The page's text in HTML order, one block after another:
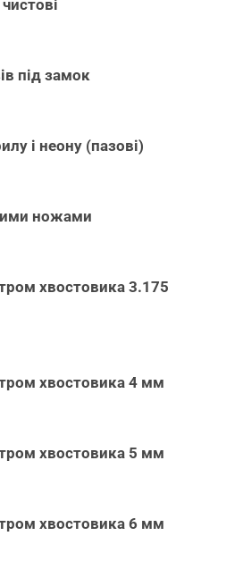
під замок
і неону (пазові)
ножами
хвостовика 3.175
хвостовика 4 мм
хвостовика 5 мм
хвостовика 6 мм